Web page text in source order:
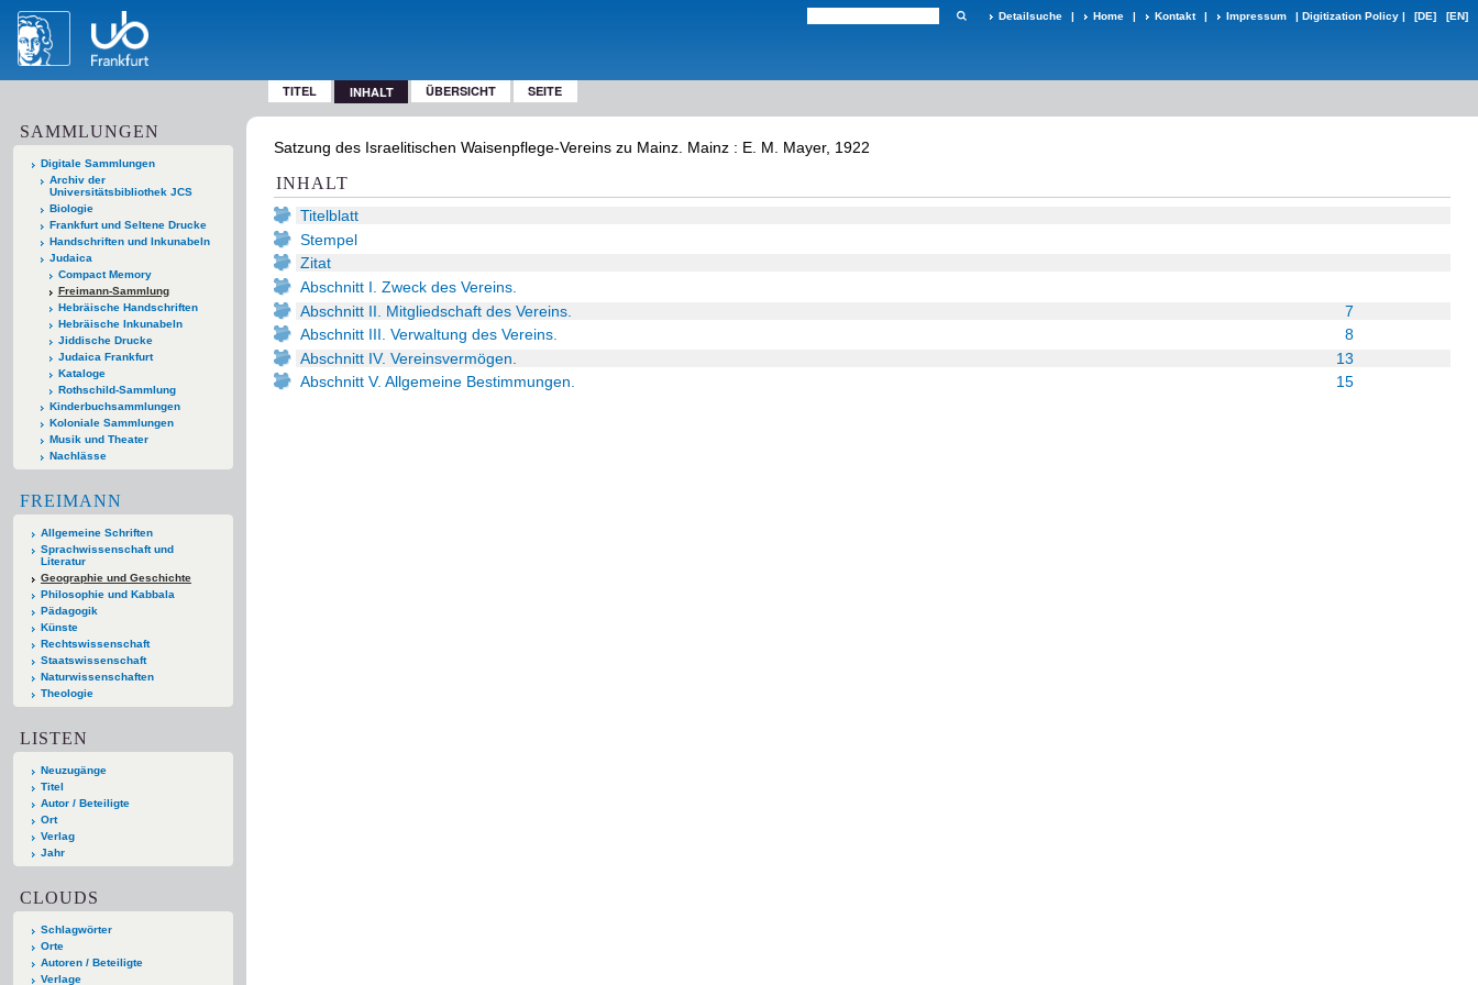
Detailsuche | Home | Kontakt | Impressum | Digitization Policy | [DE] [EN]
TITEL INHALT ÜBERSICHT SEITE
SAMMLUNGEN
Digitale Sammlungen
Archiv der
Universitätsbibliothek JCS
Biologie
Frankfurt und Seltene Drucke
Handschriften und Inkunabeln
Judaica
Compact Memory
Freimann-Sammlung
Hebräische Handschriften
Hebräische Inkunabeln
Jiddische Drucke
Judaica Frankfurt
Kataloge
Rothschild-Sammlung
Kinderbuchsammlungen
Koloniale Sammlungen
Musik und Theater
Nachlässe
FREIMANN
Allgemeine Schriften
Sprachwissenschaft und
Literatur
Geographie und Geschichte
Philosophie und Kabbala
Pädagogik
Künste
Rechtswissenschaft
Staatswissenschaft
Naturwissenschaften
Theologie
LISTEN
Neuzugänge
Titel
Autor / Beteiligte
Ort
Verlag
Jahr
CLOUDS
Schlagwörter
Orte
Autoren / Beteiligte
Verlage
Satzung des Israelitischen Waisenpflege-Vereins zu Mainz. Mainz : E. M. Mayer, 1922
INHALT
Titelblatt
Stempel
Zitat
Abschnitt I. Zweck des Vereins.
7
Abschnitt II. Mitgliedschaft des Vereins.
8
Abschnitt III. Verwaltung des Vereins.
13
Abschnitt IV. Vereinsvermögen.
15
Abschnitt V. Allgemeine Bestimmungen.